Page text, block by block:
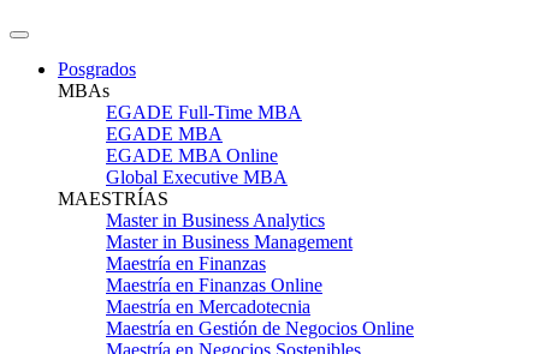
Posgrados
MBAs
EGADE Full-Time MBA
EGADE MBA
EGADE MBA Online
Global Executive MBA
MAESTRÍAS
Master in Business Analytics
Master in Business Management
Maestría en Finanzas
Maestría en Finanzas Online
Maestría en Mercadotecnia
Maestría en Gestión de Negocios Online
Maestría en Negocios Sostenibles